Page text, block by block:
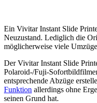
Ein Vivitar Instant Slide
Neuzustand. Lediglich die
möglicherweise viele
Der Vivitar Instant Slide
Polaroid-/Fuji-
entsprechende Abzüge
Funktion allerdings ohne
seinen Grund hat.